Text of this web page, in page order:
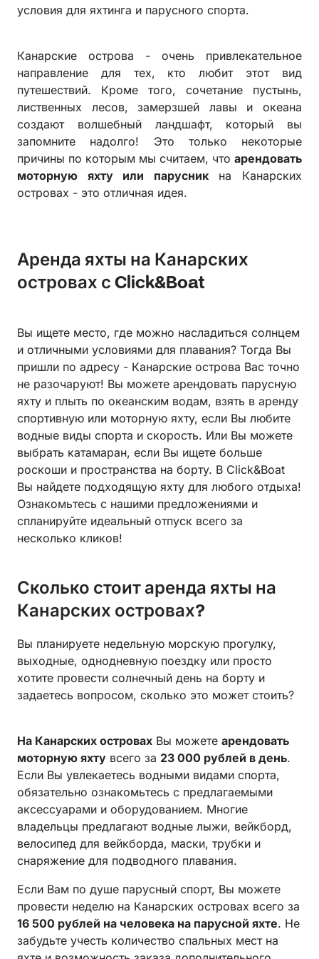
условия для яхтинга и парусного спорта.
Канарские острова - очень привлекательное
направление для тех, кто любит этот вид
путешествий. Кроме того, сочетание пустынь,
лиственных лесов, замерзшей лавы и океана
создают волшебный ландшафт, который вы
запомните надолго! Это только некоторые
причины по которым мы считаем, что арендовать
моторную яхту или парусникна Канарских
островах - это отличная идея.
Аренда яхты на Канарских
островах с Click&Boat
Вы ищете место, где можно насладиться солнцем
и отличными условиями для плавания? Тогда Вы
пришли по адресу - Канарские острова Вас точно
не разочаруют! Вы можете арендовать парусную
яхту и плыть по океанским водам, взять в аренду
спортивную или моторную яхту, если Вы любите
водные виды спорта и скорость. Или Вы можете
выбрать катамаран, если Вы ищете больше
роскоши и пространства на борту. В Click&Boat
Вы найдете подходящую яхту для любого отдыха!
Ознакомьтесь с нашими предложениями и
спланируйте идеальный отпуск всего за
несколько кликов!
Сколько стоит аренда яхты на
Канарских островах?
Вы планируете недельную морскую прогулку,
выходные, однодневную поездку или просто
хотите провести солнечный день на борту и
задаетесь вопросом, сколько это может стоить?
На Канарских островах Вы можете арендовать
моторную яхту всего за 23 000 рублей в день.
Если Вы увлекаетесь водными видами спорта,
обязательно ознакомьтесь с предлагаемыми
аксессуарами и оборудованием. Многие
владельцы предлагают водные лыжи, вейкборд,
велосипед для вейкборда, маски, трубки и
снаряжение для подводного плавания.
Если Вам по душе парусный спорт, Вы можете
провести неделю на Канарских островах всего за
16 500 рублей на человека на парусной яхте. Не
забудьте учесть количество спальных мест на